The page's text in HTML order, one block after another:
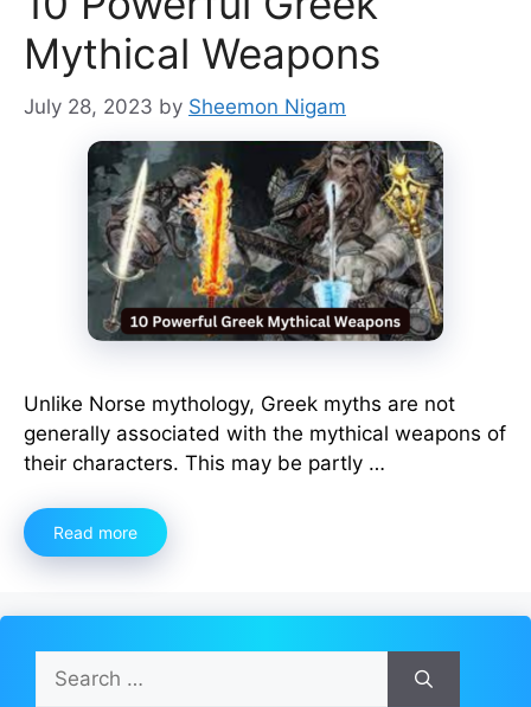
Mythical Weapons
July 28, 2023 by Sheemon Nigam
Unlike Norse mythology, Greek myths are not
generally associated with the mythical weapons of
their characters. This may be partly …
Read more
Search
for: